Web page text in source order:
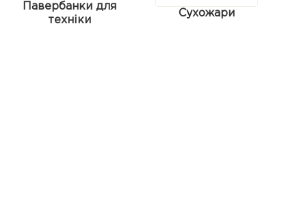
Павербанки для
техніки
Сухожари